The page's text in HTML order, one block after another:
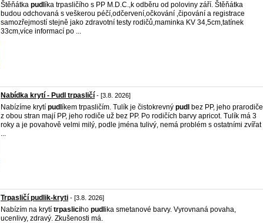
Štěňátka pudl íka trpasličího s PP M.D.C.,k odběru od poloviny září. Štěňátka
budou odchovaná s veškerou péčí,odčervení,očkování ,čipování a registrace
samozřejmostí stejně jako zdravotní testy rodičů,maminka KV 34,5cm,tatínek
33cm,více informací po ...
Nabídka krytí - Pudl trpasličí - [3.8. 2026]
Nabízíme krytí pudl íkem trpasličím. Tulík je čistokrevný pudl
bez PP, jeho prarodiče
z obou stran mají PP, jeho rodiče už bez PP. Po rodičích barvy apricot. Tulík má 3
roky a je povahově velmi milý, podle jména tulivý, nemá problém s ostatními zvířat
...
Trpasličí pudlik-kryti - [3.8. 2026]
Nabízím na krytí trpasliciho pudl ika smetanové barvy. Vyrovnaná povaha,
ucenlivy, zdravý. Zkušenosti má.